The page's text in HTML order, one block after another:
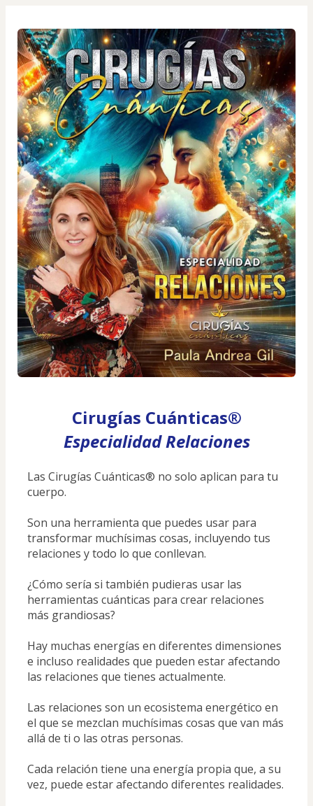
Cirugías Cuánticas®
Especialidad Relaciones
Las Cirugías Cuánticas® no solo aplican para tu
cuerpo.
Son una herramienta que puedes usar para
transformar muchísimas cosas, incluyendo tus
relaciones y todo lo que conllevan.
¿Cómo sería si también pudieras usar las
herramientas cuánticas para crear relaciones
más grandiosas?
Hay muchas energías en diferentes dimensiones
e incluso realidades que pueden estar afectando
las relaciones que tienes actualmente.
Las relaciones son un ecosistema energético en
el que se mezclan muchísimas cosas que van más
allá de ti o las otras personas.
Cada relación tiene una energía propia que, a su
vez, puede estar afectando diferentes realidades.